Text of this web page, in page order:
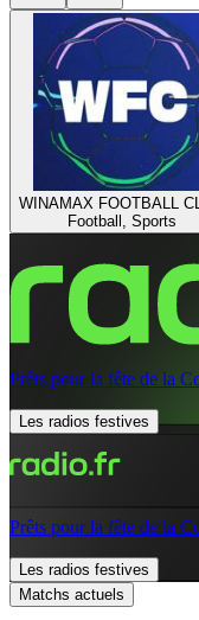
WINAMAX FOOTBALL
Football, Sports
Prêts pour la fête de la
Les radios festives
Prêts pour la fête de la
Les radios festives
Matchs actuels